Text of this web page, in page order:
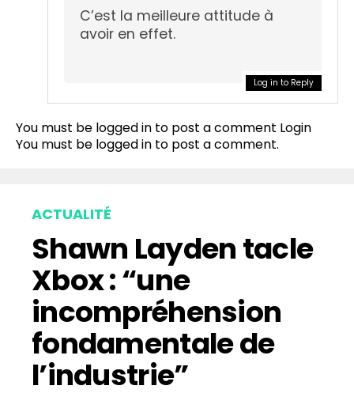
C’est la meilleure attitude à
avoir en effet.
Log in to Reply
You must be logged in to post a comment Login
You must be logged in to post a comment.
ACTUALITÉ
Shawn Layden tacle
Xbox : “une
incompréhension
fondamentale de
l’industrie”